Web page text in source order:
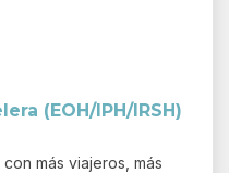
(EOH/IPH/IRSH)
más viajeros, más